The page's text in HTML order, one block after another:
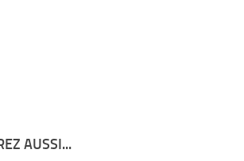
AUSSI...